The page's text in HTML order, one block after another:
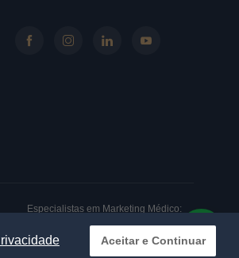
Aceitar e Continuar
Especialistas em Marketing Médico:
|